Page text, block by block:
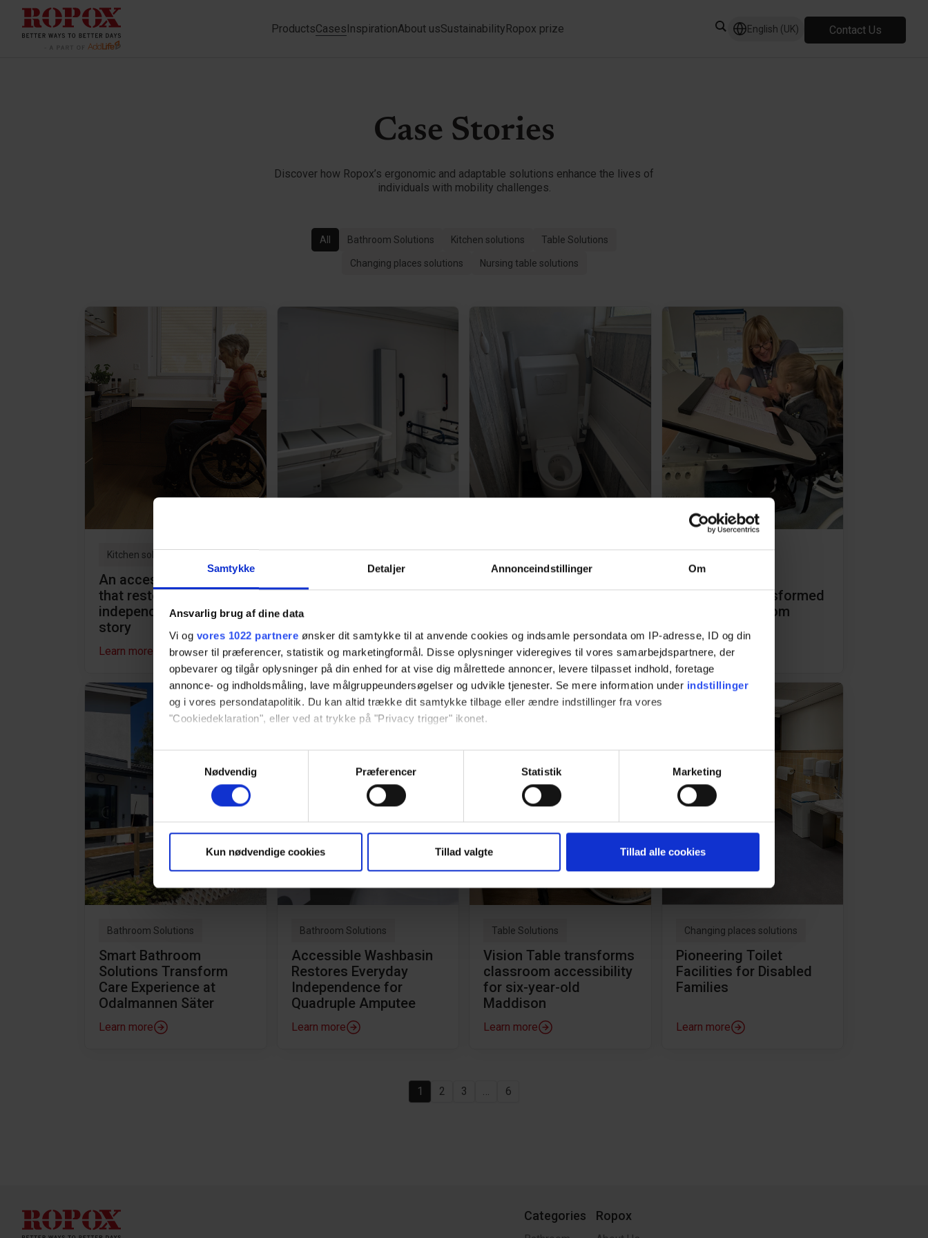
Samtykke Detaljer Annonceindstillinger Om
Ansvarlig brug af dine data
Vi og vores 1022 partnere ønsker dit samtykke til at anvende cookies og indsamle persondata om IP-adresse, ID og din
browser til præferencer, statistik og marketingformål. Disse oplysninger videregives til vores samarbejdspartnere, der
opbevarer og tilgår oplysninger på din enhed for at vise dig målrettede annoncer, levere tilpasset indhold, foretage
annonce- og indholdsmåling, lave målgruppeundersøgelser og udvikle tjenester. Se mere information under indstillinger
og i vores persondatapolitik. Du kan altid trække dit samtykke tilbage eller ændre indstillinger fra vores
"Cookiedeklaration", eller ved at trykke på "Privacy trigger" ikonet.
Hvis du tillader det, vil vi også gerne:
Indsamle præcise oplysninger om din placering, der kan være nøjagtig inden for få meter
Identificere din enhed baseret på en scanning af dens unikke karakteristika (fingerprinting)
Dine valg anvendes på hele websitet.
Vi bruger cookies til at tilpasse vores indhold og annoncer, til at vise dig funktioner til sociale medier og til at analysere
vores trafik. Vi deler også oplysninger om din brug af vores hjemmeside med vores partnere inden for sociale medier,
annonceringspartnere og analysepartnere. Vores partnere kan kombinere disse data med andre oplysninger, du har givet
dem, eller som de har indsamlet fra din brug af deres tjenester.
Nødvendig
Præferencer Statistik Marketing
Kun nødvendige cookies Tillad valgte Tillad alle cookies
ProductsCasesInspirationAbout usSustainabilityRopox prize English (UK) Contact Us
Case Stories
Discover how Ropox’s ergonomic and adaptable solutions enhance the lives of
individuals with mobility challenges.
All Bathroom Solutions Kitchen solutions Table Solutions
Changing places solutions Nursing table solutions
Kitchen solutions
An accessible kitchen
that restores
independence: Dorthe’s
story
Learn more
Redefining Accessibility
at Sherwood
Observatory
Learn more
Creative solutions bring
safety and freedom
Learn more
equipment transformed
Rosie’s classroom
experience
Learn more
Bathroom Solutions
Smart Bathroom
Solutions Transform
Care Experience at
Odalmannen Säter
Learn more
Bathroom Solutions
Accessible Washbasin
Restores Everyday
Independence for
Quadruple Amputee
Learn more
Table Solutions
Vision Table transforms
classroom accessibility
for six-year-old
Maddison
Learn more
Changing places solutions
Pioneering Toilet
Facilities for Disabled
Families
Learn more
1 2 3 … 6
Categories Ropox